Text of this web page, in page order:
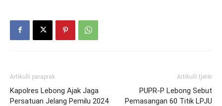
Artikulli paraprak
Kapolres Lebong Ajak Jaga
Persatuan Jelang Pemilu 2024
Artikulli tjetër
PUPR-P Lebong Sebut
Pemasangan 60 Titik LPJU